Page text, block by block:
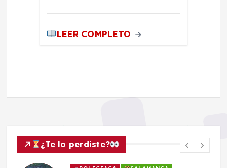
LEER COMPLETO
¿Te lo perdiste?